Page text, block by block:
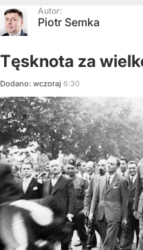
Autor:
Piotr Semka
Tęsknota za
Dodano: wczoraj 6:30